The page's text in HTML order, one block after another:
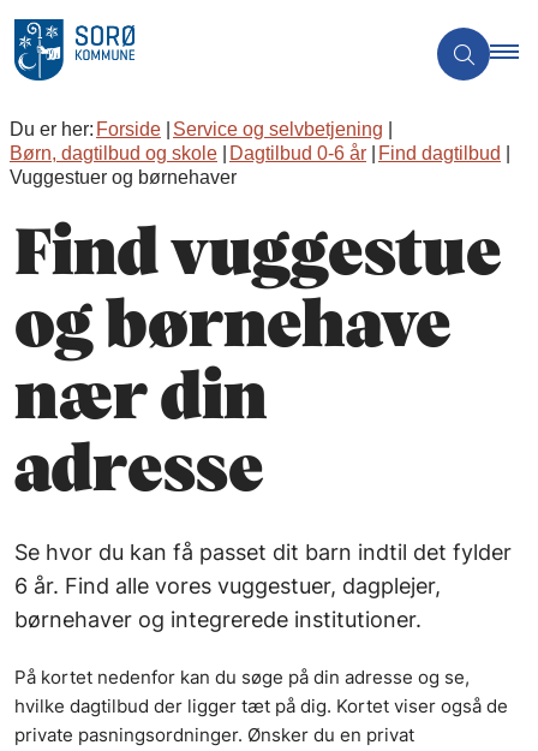
Du er her: Forside
Service og selvbetjening
Børn, dagtilbud og skole
Dagtilbud 0-6 år
Find dagtilbud
Vuggestuer og børnehaver
Find vuggestue
og børnehave
nær din
adresse
Se hvor du kan få passet dit barn indtil det fylder
6 år. Find alle vores vuggestuer, dagplejer,
børnehaver og integrerede institutioner.
På kortet nedenfor kan du søge på din adresse og se,
hvilke dagtilbud der ligger tæt på dig. Kortet viser også de
private pasningsordninger. Ønsker du en privat